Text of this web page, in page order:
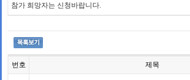
참가 희망자는 신청바랍니다.
번호 제목